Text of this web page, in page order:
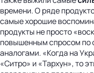
времени. О ряде
самые хорошие
продукты не просто
повышенным спросом по
аналогами. «Когда на
«Ситро» и «Тархун», то